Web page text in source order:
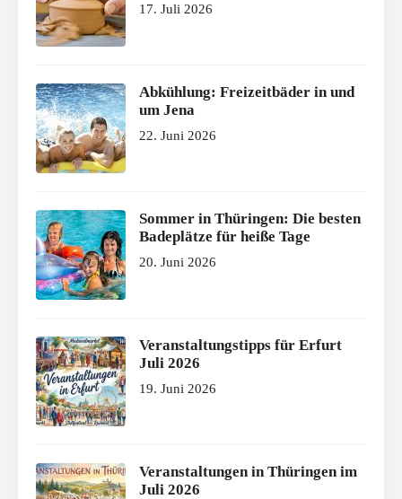
17. Juli 2026
Abkühlung: Freizeitbäder in und
um Jena
22. Juni 2026
Sommer in Thüringen: Die besten
Badeplätze für heiße Tage
20. Juni 2026
Veranstaltungstipps für Erfurt
Juli 2026
19. Juni 2026
Veranstaltungen in Thüringen im
Juli 2026